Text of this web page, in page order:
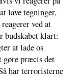
lave tegninger,
ved at
budskabet klart:
at lade os
gøre præcis det
har terroristerne